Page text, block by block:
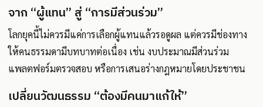
จาก “ผู้แทน” สู่ “การมีส่วนร่วม”
โลกยุคนี้ไม่ควรมีแค่การเลือกผู้แทนแล้วรอดูผล แต่ควรมีช่องทาง
ให้คนธรรมดามีบทบาทต่อเนื่อง เช่น งบประมาณมีส่วนร่วม
แพลตฟอร์มตรวจสอบ หรือการเสนอร่างกฎหมายโดยประชาชน
เปลี่ยนวัฒนธรรม “ต้องมีคนมาแก้ให้”